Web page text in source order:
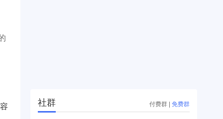
社群 付费群 | 免费群